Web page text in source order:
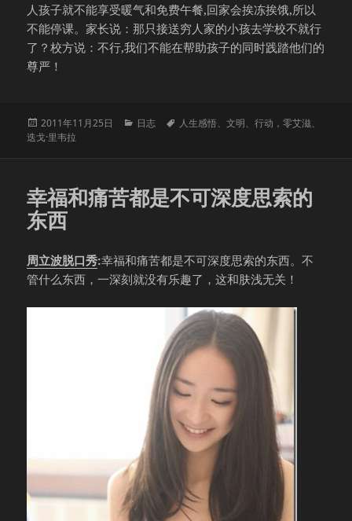
人孩子就不能享受暖气和免费午餐,回家会挨冻挨饿,所以
不能停课。家长说：那只接送穷人家的小孩去学校不就行
了？校方说：不行,我们不能在帮助孩子的同时践踏他们的
尊严！
发
布
2011年11月25日
分
日志
标
人生感悟、文明、行动，零艾滋、
迭戈·里韦拉
幸福和痛苦都是不可深度思索的
东西
周立波脱口秀:幸福和痛苦都是不可深度思索的东西。不
管什么东西，一深刻就没有乐趣了，这和肤浅无关！